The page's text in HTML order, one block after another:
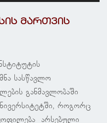
მართვის
სასწავლო
განმავლობაში
როგორც
არსებული